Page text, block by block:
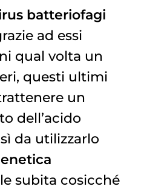
batteriofagi
ad essi
qual volta un
questi ultimi
un
dell’acido
da utilizzarlo
subita cosicché